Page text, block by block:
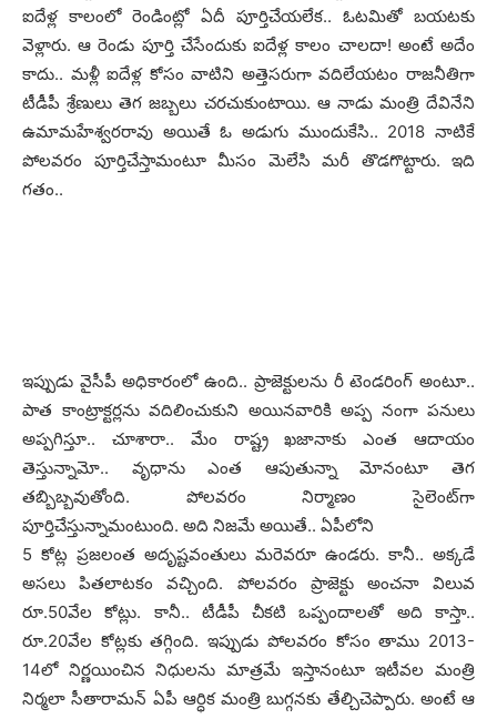
ఐదేళ్ల కాలంలో రెండింట్లో ఏదీ పూర్తిచేయ‌లేక‌.. ఓట‌మితో బ‌య‌ట‌కు
వెళ్లారు. ఆ రెండు పూర్తి చేసేందుకు ఐదేళ్ల కాలం చాల‌దా! అంటే అదేం
కాదు.. మ‌ళ్లీ ఐదేళ్ల కోసం వాటిని అత్తెస‌రుగా వ‌దిలేయ‌టం రాజ‌నీతిగా
టీడీపీ శ్రేణులు తెగ జ‌బ్బ‌లు చ‌ర‌చుకుంటాయి. ఆ నాడు మంత్రి దేవినేని
ఉమామహేశ్వ‌ర‌రావు అయితే ఓ అడుగు ముందుకేసి.. 2018 నాటికే
పోల‌వ‌రం పూర్తిచేస్తామంటూ మీసం మెలేసి మ‌రీ తొడ‌గొట్టారు. ఇది
గ‌తం..
ఇప్పుడు వైసీపీ అధికారంలో ఉంది.. ప్రాజెక్టుల‌ను రీ టెండ‌రింగ్ అంటూ..
పాత కాంట్రాక్ట‌ర్ల‌ను వ‌దిలించుకుని అయిన‌వారికి అప్ప నంగా ప‌నులు
అప్ప‌గిస్తూ.. చూశారా.. మేం రాష్ట్ర ఖ‌జానాకు ఎంత ఆదాయం
తెస్తున్నామో.. వృధాను ఎంత ఆపుతున్నా మోనంటూ తెగ
త‌బ్బిబ్బ‌వుతోంది. పోల‌వ‌రం నిర్మాణం సైలెంట్‌గా
పూర్తిచేస్తున్నామంటుంది. అది నిజ‌మే అయితే.. ఏపీలోని
5 కోట్ల ప్ర‌జ‌లంత అదృష్ట‌వంతులు మ‌రెవ‌రూ ఉండ‌రు. కానీ.. అక్క‌డే
అస‌లు పిత‌లాట‌కం వ‌చ్చింది. పోల‌వ‌రం ప్రాజెక్టు అంచ‌నా విలువ
రూ.50వేల కోట్లు. కానీ.. టీడీపీ చీక‌టి ఒప్పందాల‌తో అది కాస్తా..
రూ.20వేల కోట్ల‌కు త‌గ్గింది. ఇప్పుడు పోల‌వ‌రం కోసం తాము 2013-
14లో నిర్ణ‌యించిన నిధుల‌ను మాత్ర‌మే ఇస్తానంటూ ఇటీవ‌ల మంత్రి
నిర్మ‌లా సీతారామ‌న్ ఏపీ ఆర్ధిక మంత్రి బుగ్గ‌నకు తేల్చిచెప్పారు. అంటే ఆ